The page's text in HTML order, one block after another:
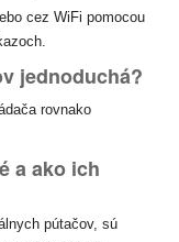
cez WiFi pomocou
jednoduchá?
rovnako
a ako ich
pútačov, sú